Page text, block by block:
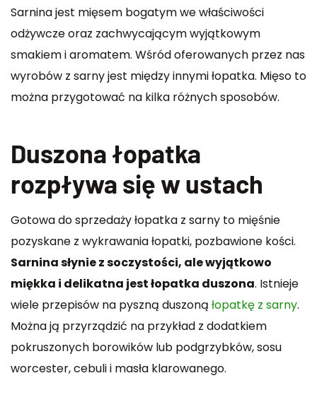
Sarnina jest mięsem bogatym we właściwości
odżywcze oraz zachwycającym wyjątkowym
smakiem i aromatem. Wśród oferowanych przez nas
wyrobów z sarny jest między innymi łopatka. Mięso to
można przygotować na kilka różnych sposobów.
Duszona łopatka
rozpływa się w ustach
Gotowa do sprzedaży łopatka z sarny to mięśnie
pozyskane z wykrawania łopatki, pozbawione kości.
Sarnina słynie z soczystości, ale wyjątkowo
miękka i delikatna jest łopatka duszona. Istnieje
wiele przepisów na pyszną duszoną łopatkę z sarny.
Można ją przyrządzić na przykład z dodatkiem
pokruszonych borowików lub podgrzybków, sosu
worcester, cebuli i masła klarowanego.